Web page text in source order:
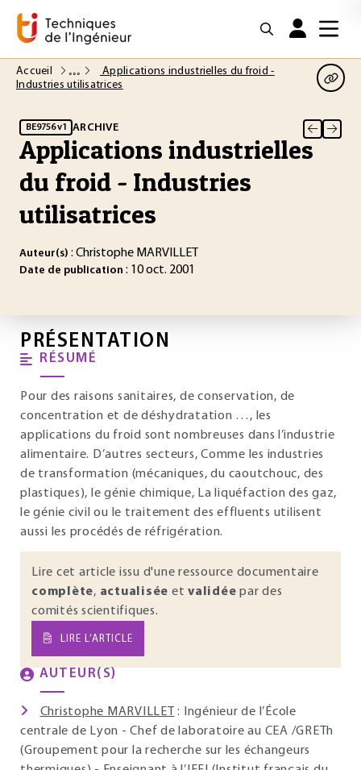
Accueil
Applications industrielles du froid -
Industries utilisatrices
BE9756 v1 ARCHIVE
Applications industrielles
du froid - Industries
utilisatrices
Auteur(s) : Christophe MARVILLET
Date de publication : 10 oct. 2001
PRÉSENTATION
RÉSUMÉ
Pour des raisons sanitaires, de conservation, de
concentration et de déshydratation …, les
applications du froid sont nombreuses dans l’industrie
alimentaire. D’autres secteurs, Comme les industries
de transformation (mécaniques, du caoutchouc, des
plastiques), le génie chimique, La liquéfaction des gaz,
le génie civil ou le traitement des effluents utilisent
aussi les procédés de réfrigération.
Lire cet article issu d'une ressource documentaire
complète, actualisée et validée par des
comités scientifiques.
LIRE L’ARTICLE
AUTEUR(S)
Christophe MARVILLET
: Ingénieur de l’École
centrale de Lyon - Chef de laboratoire au CEA /GRETh
(Groupement pour la recherche sur les échangeurs